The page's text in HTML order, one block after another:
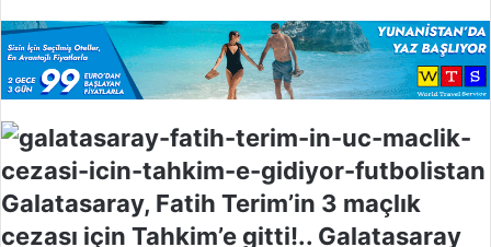
w
o
n
X
Galatasaray, Fatih Terim’in 3 maçlık
cezası için Tahkim’e gitti!.. Galatasaray